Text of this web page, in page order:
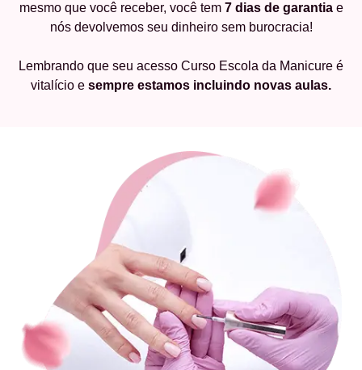
mesmo que você receber, você tem 7 dias de garantiae
nós devolvemos seu dinheiro sem burocracia!
Lembrando que seu acesso Curso Escola da Manicure é
vitalício e sempre estamos incluindo novas aulas.